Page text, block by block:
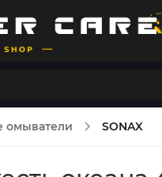
омыватели SONAX